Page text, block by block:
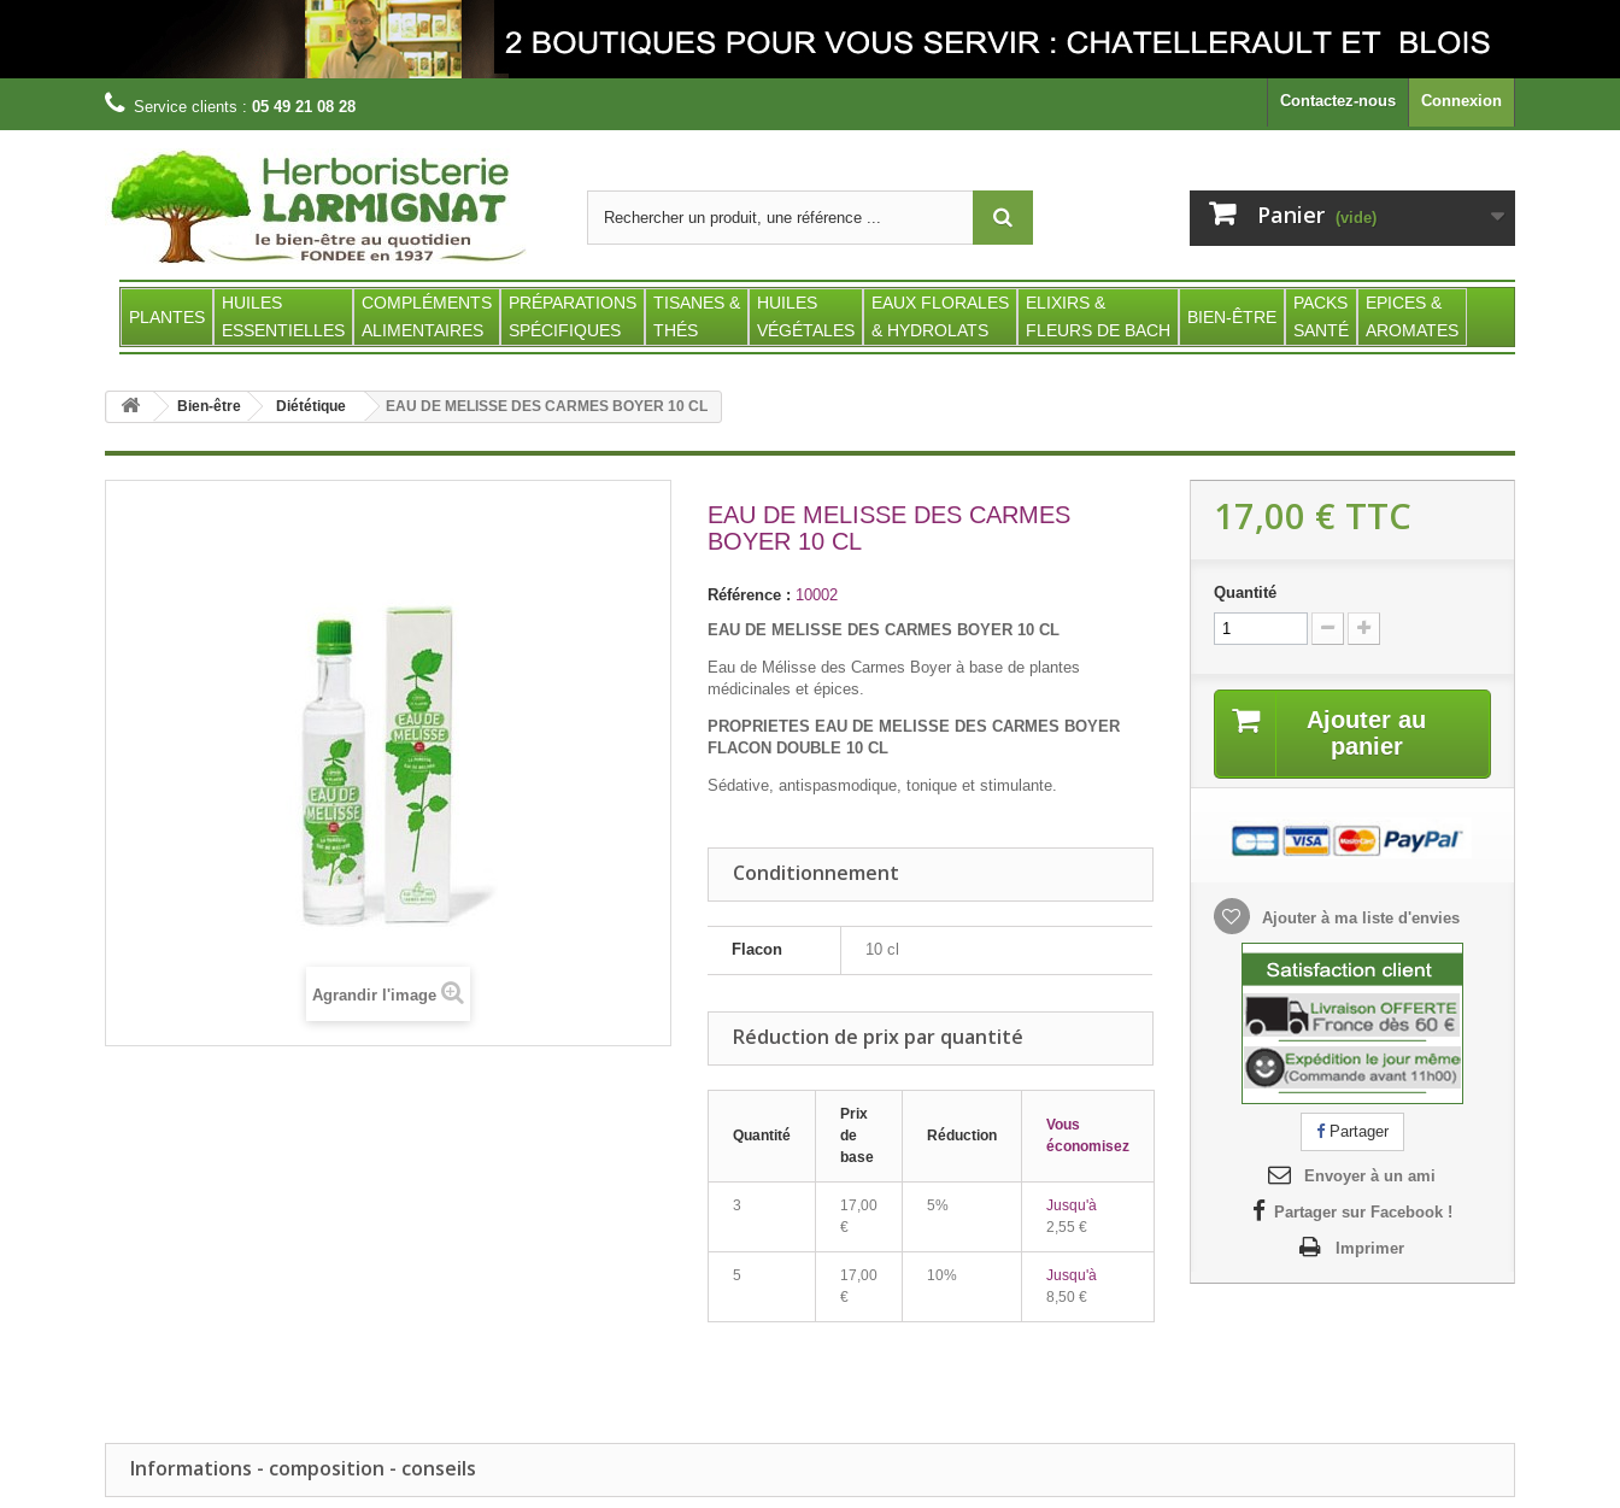
Connexion
Contactez-nous
Service clients : 05 49 21 08 28
Panier (vide)
PLANTES
HUILES
ESSENTIELLES
COMPLÉMENTS
ALIMENTAIRES
PRÉPARATIONS
SPÉCIFIQUES
TISANES &
THÉS
HUILES
VÉGÉTALES
EAUX FLORALES
& HYDROLATS
ELIXIRS &
FLEURS DE BACH
BIEN-ÊTRE
PACKS
SANTÉ
EPICES &
AROMATES
Bien-être Diététique EAU DE MELISSE DES CARMES BOYER 10 CL
Agrandir l'image
EAU DE MELISSE DES CARMES
BOYER 10 CL
Référence : 10002
EAU DE MELISSE DES CARMES BOYER 10 CL
Eau de Mélisse des Carmes Boyer à base de plantes
médicinales et épices.
PROPRIETES EAU DE MELISSE DES CARMES BOYER
FLACON DOUBLE 10 CL
Sédative, antispasmodique, tonique et stimulante.
Conditionnement
Flacon 10 cl
Réduction de prix par quantité
Quantité
Prix
de
base
Réduction
Vous
économisez
3
17,00
€
5%
Jusqu'à
2,55 €
5
17,00
€
10%
Jusqu'à
8,50 €
17,00 € TTC
Quantité
Ajouter au
panier
Ajouter à ma liste d'envies
Partager
Envoyer à un ami
Partager sur Facebook !
Imprimer
Informations - composition - conseils